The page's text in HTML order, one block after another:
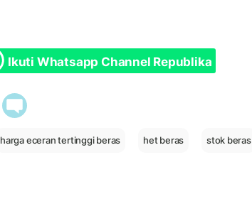
Ikuti Whatsapp Channel Republika
harga eceran tertinggi beras het beras stok beras